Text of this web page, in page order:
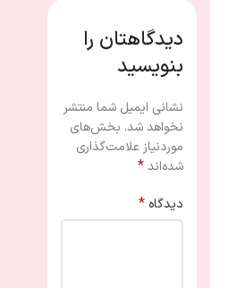
دیدگاهتان را
بنویسید
نشانی ایمیل شما منتشر
نخواهد شد. بخش‌های
موردنیاز علامت‌گذاری
شده‌اند*
دیدگاه *